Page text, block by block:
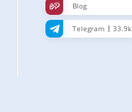
Blog
Telegram 33.9k